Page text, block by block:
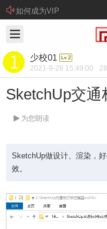
如何成为VIP
少校01
2021-9-28 15:49:00
SketchUp交
为您朗读
SketchUp做设计、渲染，
效。
少校01 @ SketchUp
SketchUp交通